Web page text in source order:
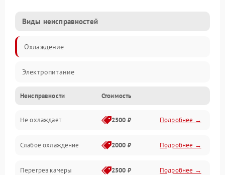
Виды неисправностей
Охлаждение
Электропитание
Неисправности Стоимость
Не охлаждает 2500 ₽ Подробнее →
Слабое охлаждение 2000 ₽ Подробнее →
Перегрев камеры 2500 ₽ Подробнее →